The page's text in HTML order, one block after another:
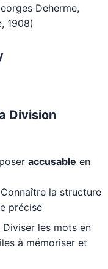
Deherme,
1908)
Division
accusable en
la structure
précise
les mots en
à mémoriser et